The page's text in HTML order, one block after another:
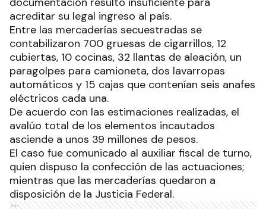
acreditar su legal ingreso al país.
Entre las mercaderías secuestradas se
contabilizaron 700 gruesas de cigarrillos, 12
cubiertas, 10 cocinas, 32 llantas de aleación, un
paragolpes para camioneta, dos lavarropas
automáticos y 15 cajas que contenían seis anafes
eléctricos cada una.
De acuerdo con las estimaciones realizadas, el
avalúo total de los elementos incautados
asciende a unos 39 millones de pesos.
El caso fue comunicado al auxiliar fiscal de turno,
quien dispuso la confección de las actuaciones;
mientras que las mercaderías quedaron a
disposición de la Justicia Federal.
Ads